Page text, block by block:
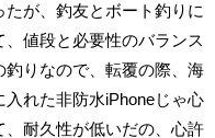
が、釣友とボート釣りに
値段と必要性のバランス
りなので、転覆の際、海
入れた非防水iPhoneじゃ心
耐久性が低いだの、心許